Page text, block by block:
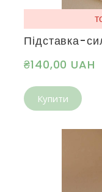
Підставка-
₴140,00 UAH
Купити